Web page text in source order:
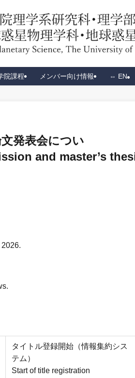
院課程 メンバー向け情報 ⇔ EN
発表会につい
and master’s
タイトル登録開始（情報集約シス
テム）
Start of title registration